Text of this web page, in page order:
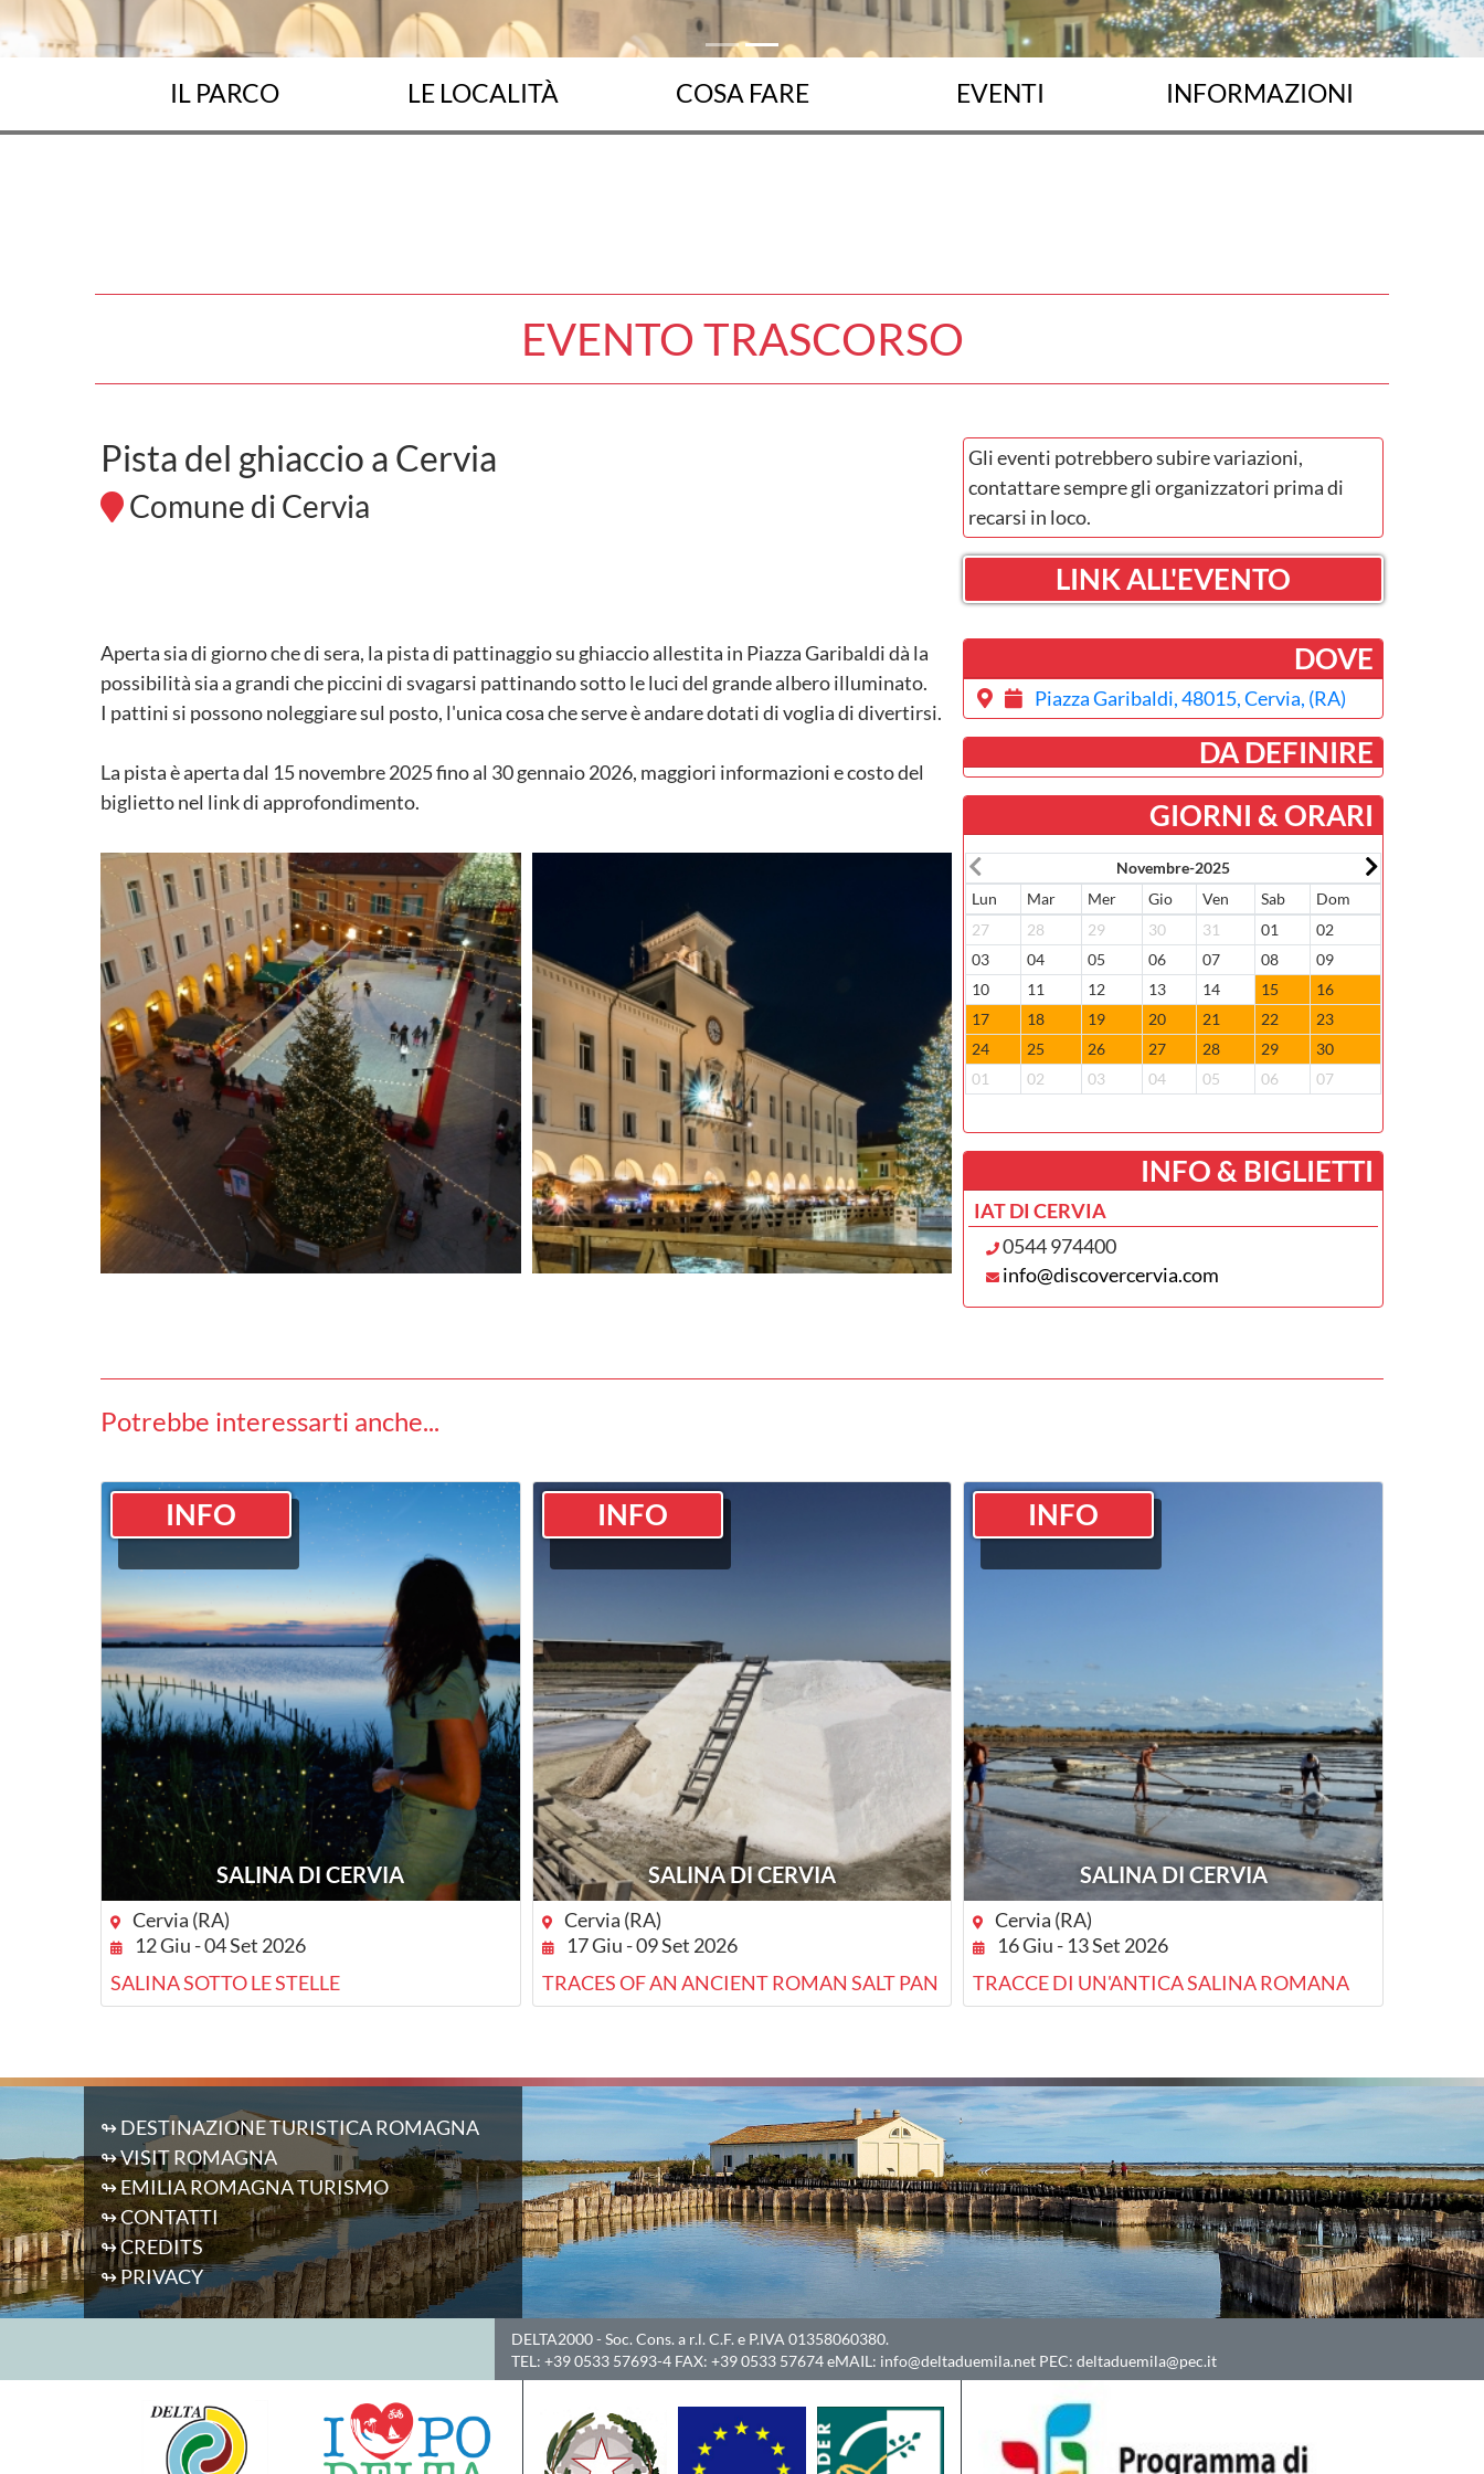
IL PARCO LE LOCALITÀ COSA FARE EVENTI INFORMAZIONI
EVENTO TRASCORSO
Pista del ghiaccio a Cervia
Comune di Cervia
Gli eventi potrebbero subire variazioni,
contattare sempre gli organizzatori prima di
recarsi in loco.
LINK ALL'EVENTO
Aperta sia di giorno che di sera, la pista di pattinaggio su ghiaccio allestita in Piazza Garibaldi dà la
possibilità sia a grandi che piccini di svagarsi pattinando sotto le luci del grande albero illuminato.
I pattini si possono noleggiare sul posto, l'unica cosa che serve è andare dotati di voglia di divertirsi.
La pista è aperta dal 15 novembre 2025 fino al 30 gennaio 2026, maggiori informazioni e costo del
biglietto nel link di approfondimento.
DOVE
Piazza Garibaldi, 48015, Cervia, (RA)
­ DA DEFINIRE
GIORNI & ORARI
Novembre-2025
Lun
Mar Mer Gio Ven Sab
Dom
27
28 29 30 31 01
02
03
04 05 06 07 08
09
10
11 12 13 14 15
16
17
18 19 20 21 22
23
24
25 26 27 28 29
30
01
02 03 04 05 06 07
­INFO & BIGLIETTI
IAT DI CERVIA
0544 974400
info@discovercervia.com
Potrebbe interessarti anche...
SALINA DI CERVIA
INFO
Cervia (RA)
12 Giu - 04 Set 2026
SALINA SOTTO LE STELLE
SALINA DI CERVIA
INFO
Cervia (RA)
17 Giu - 09 Set 2026
TRACES OF AN ANCIENT ROMAN SALT PAN
SALINA DI CERVIA
INFO
Cervia (RA)
16 Giu - 13 Set 2026
TRACCE DI UN'ANTICA SALINA ROMANA
↬ DESTINAZIONE TURISTICA ROMAGNA
↬ VISIT ROMAGNA
↬ EMILIA ROMAGNA TURISMO
↬ CONTATTI
↬ CREDITS
↬ PRIVACY
DELTA2000- Soc. Cons. a r.l. C.F. e P.IVA 01358060380.
TEL: +39 0533 57693-4 FAX: +39 0533 57674eMAIL: info@deltaduemila.net PEC: deltaduemila@pec.it